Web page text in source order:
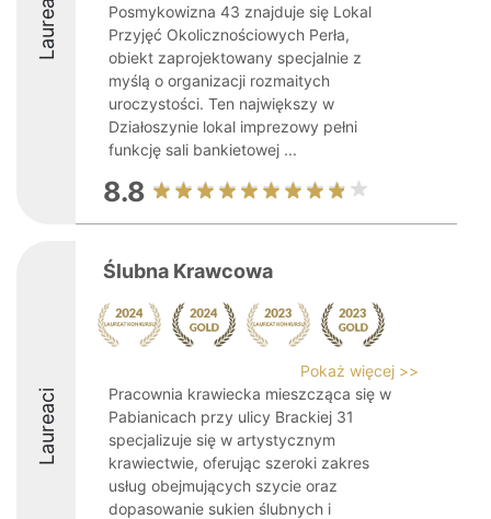
Laureaci
Posmykowizna 43 znajduje się Lokal
Przyjęć Okolicznościowych Perła,
obiekt zaprojektowany specjalnie z
myślą o organizacji rozmaitych
uroczystości. Ten największy w
Działoszynie lokal imprezowy pełni
funkcję sali bankietowej ...
8.8
Laureaci
Ślubna Krawcowa
Pokaż więcej >>
Pracownia krawiecka mieszcząca się w
Pabianicach przy ulicy Brackiej 31
specjalizuje się w artystycznym
krawiectwie, oferując szeroki zakres
usług obejmujących szycie oraz
dopasowanie sukien ślubnych i